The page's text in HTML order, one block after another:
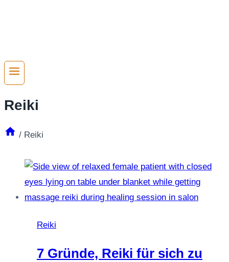
Reiki
/ Reiki
Reiki
7 Gründe, Reiki für sich zu